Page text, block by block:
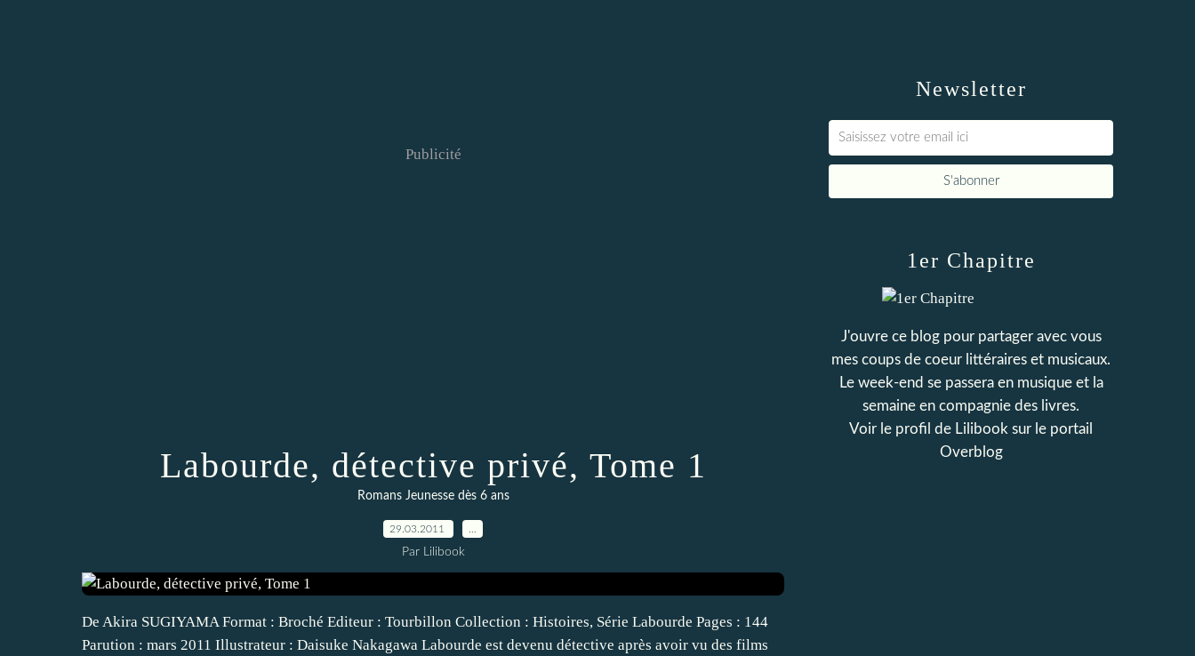
Publicité
Labourde, détective privé, Tome 1
Romans Jeunesse dès 6 ans
29.03.2011
Par Lilibook
De Akira SUGIYAMA Format : Broché Editeur : Tourbillon Collection : Histoires, Série Labourde Pages : 144
Parution : mars 2011 Illustrateur : Daisuke Nakagawa Labourde est devenu détective après avoir vu des films
Newsletter
1er Chapitre
J'ouvre ce blog pour partager avec vous
mes coups de coeur littéraires et musicaux.
Le week-end se passera en musique et la
semaine en compagnie des livres.
Voir le profil de Lilibook sur le portail
Overblog